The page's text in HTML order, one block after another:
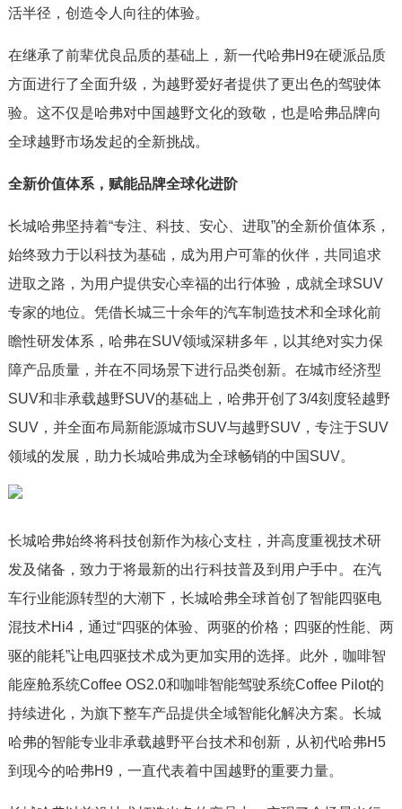
活半径，创造令人向往的体验。
在继承了前辈优良品质的基础上，新一代哈弗H9在硬派品质
方面进行了全面升级，为越野爱好者提供了更出色的驾驶体
验。这不仅是哈弗对中国越野文化的致敬，也是哈弗品牌向
全球越野市场发起的全新挑战。
全新价值体系，赋能品牌全球化进阶
长城哈弗坚持着“专注、科技、安心、进取”的全新价值体系，
始终致力于以科技为基础，成为用户可靠的伙伴，共同追求
进取之路，为用户提供安心幸福的出行体验，成就全球SUV
专家的地位。凭借长城三十余年的汽车制造技术和全球化前
瞻性研发体系，哈弗在SUV领域深耕多年，以其绝对实力保
障产品质量，并在不同场景下进行品类创新。在城市经济型
SUV和非承载越野SUV的基础上，哈弗开创了3/4刻度轻越野
SUV，并全面布局新能源城市SUV与越野SUV，专注于SUV
领域的发展，助力长城哈弗成为全球畅销的中国SUV。
长城哈弗始终将科技创新作为核心支柱，并高度重视技术研
发及储备，致力于将最新的出行科技普及到用户手中。在汽
车行业能源转型的大潮下，长城哈弗全球首创了智能四驱电
混技术Hi4，通过“四驱的体验、两驱的价格；四驱的性能、两
驱的能耗”让电四驱技术成为更加实用的选择。此外，咖啡智
能座舱系统Coffee OS2.0和咖啡智能驾驶系统Coffee Pilot的
持续进化，为旗下整车产品提供全域智能化解决方案。长城
哈弗的智能专业非承载越野平台技术和创新，从初代哈弗H5
到现今的哈弗H9，一直代表着中国越野的重要力量。